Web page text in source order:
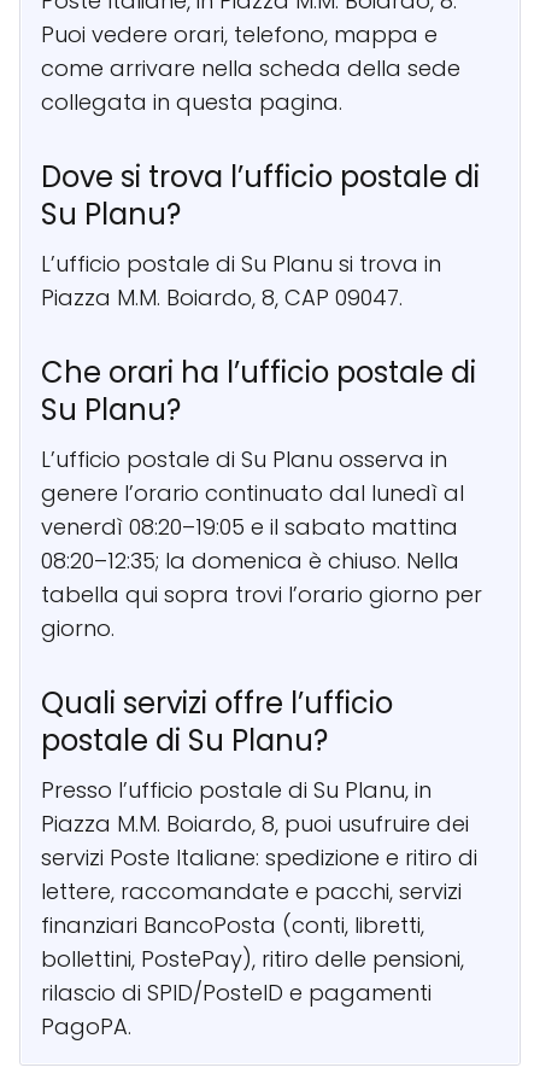
Puoi vedere orari, telefono, mappa e
come arrivare nella scheda della sede
collegata in questa pagina.
Dove si trova l’ufficio postale di
Su Planu?
L’ufficio postale di Su Planu si trova in
Piazza M.M. Boiardo, 8, CAP 09047.
Che orari ha l’ufficio postale di
Su Planu?
L’ufficio postale di Su Planu osserva in
genere l’orario continuato dal lunedì al
venerdì 08:20–19:05 e il sabato mattina
08:20–12:35; la domenica è chiuso. Nella
tabella qui sopra trovi l’orario giorno per
giorno.
Quali servizi offre l’ufficio
postale di Su Planu?
Presso l’ufficio postale di Su Planu, in
Piazza M.M. Boiardo, 8, puoi usufruire dei
servizi Poste Italiane: spedizione e ritiro di
lettere, raccomandate e pacchi, servizi
finanziari BancoPosta (conti, libretti,
bollettini, PostePay), ritiro delle pensioni,
rilascio di SPID/PosteID e pagamenti
PagoPA.